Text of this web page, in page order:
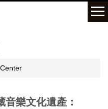
樂文化遺產：